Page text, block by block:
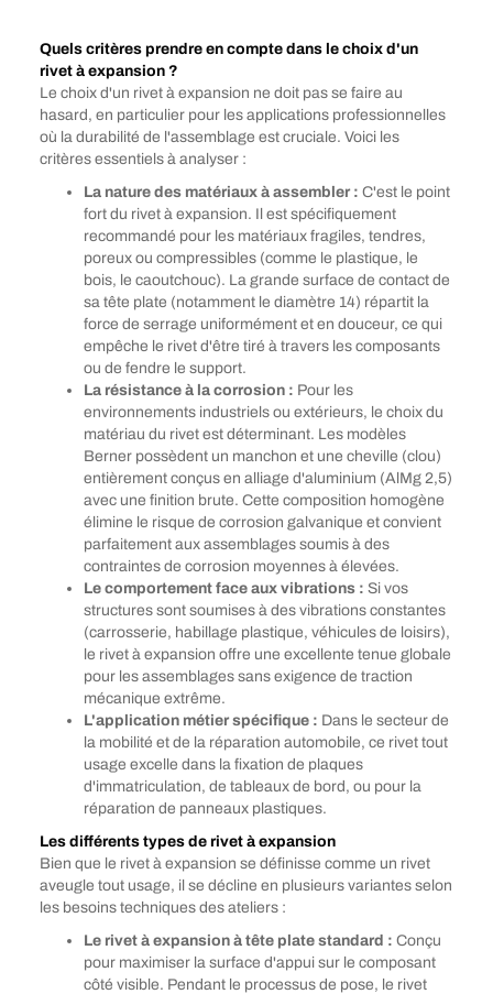
Quels critères prendre en compte dans le choix d'un
rivet à expansion ?
Le choix d'un rivet à expansion ne doit pas se faire au
hasard, en particulier pour les applications professionnelles
où la durabilité de l'assemblage est cruciale. Voici les
critères essentiels à analyser :
La nature des matériaux à assembler : C'est le point
fort du rivet à expansion. Il est spécifiquement
recommandé pour les matériaux fragiles, tendres,
poreux ou compressibles (comme le plastique, le
bois, le caoutchouc). La grande surface de contact de
sa tête plate (notamment le diamètre 14) répartit la
force de serrage uniformément et en douceur, ce qui
empêche le rivet d'être tiré à travers les composants
ou de fendre le support.
La résistance à la corrosion : Pour les
environnements industriels ou extérieurs, le choix du
matériau du rivet est déterminant. Les modèles
Berner possèdent un manchon et une cheville (clou)
entièrement conçus en alliage d'aluminium (AlMg 2,5)
avec une finition brute. Cette composition homogène
élimine le risque de corrosion galvanique et convient
parfaitement aux assemblages soumis à des
contraintes de corrosion moyennes à élevées.
Le comportement face aux vibrations : Si vos
structures sont soumises à des vibrations constantes
(carrosserie, habillage plastique, véhicules de loisirs),
le rivet à expansion offre une excellente tenue globale
pour les assemblages sans exigence de traction
mécanique extrême.
L'application métier spécifique : Dans le secteur de
la mobilité et de la réparation automobile, ce rivet tout
usage excelle dans la fixation de plaques
d'immatriculation, de tableaux de bord, ou pour la
réparation de panneaux plastiques.
Les différents types de rivet à expansion
Bien que le rivet à expansion se définisse comme un rivet
aveugle tout usage, il se décline en plusieurs variantes selon
les besoins techniques des ateliers :
Le rivet à expansion à tête plate standard : Conçu
pour maximiser la surface d'appui sur le composant
côté visible. Pendant le processus de pose, le rivet